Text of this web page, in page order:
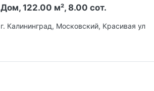
Дом, 122.00 м², 8.00 сот.
г. Калининград, Московский, Красивая ул